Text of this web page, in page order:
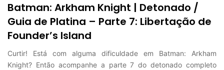
Batman: Arkham Knight | Detonado /
Guia de Platina – Parte 7: Libertação de
Founder’s Island
Curtir! Está com alguma dificuldade em Batman: Arkham
Knight? Então acompanhe a parte 7 do detonado completo